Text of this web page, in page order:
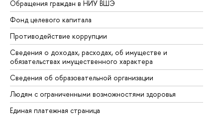
Обращения граждан в НИУ ВШЭ
Фонд целевого капитала
Противодействие коррупции
Сведения о доходах, расходах, об имуществе и
обязательствах имущественного характера
Сведения об образовательной организации
Людям с ограниченными возможностями здоровья
Единая платежная страница